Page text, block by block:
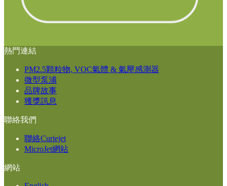
熱門連結
PM2.5顆粒物, VOC氣體 & 氣壓感測器
微型泵浦
品牌故事
獲獎訊息
聯絡我們
聯絡Curiejet
MicroJet網站
網站